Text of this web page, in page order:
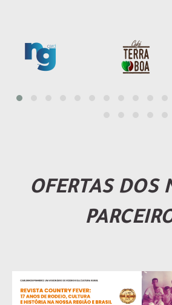
OFERTAS DOS